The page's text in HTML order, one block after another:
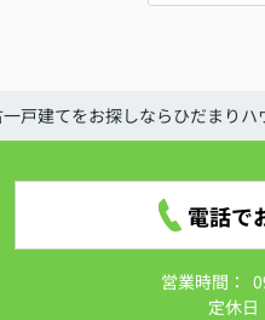
戸建てをお探しならひだまりハ
電話で
営業時間：
定休日